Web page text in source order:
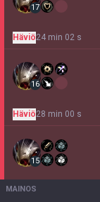
17
Häviö24 min 02 s
16
Häviö28 min 00 s
15
MAINOS